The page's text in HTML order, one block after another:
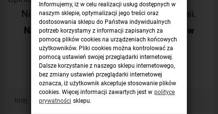
Niestety produkt nie posiada żadnej opinii.
Napisz pierwszą opinię i pomóż innym w
wyborze!
Dodaj opinię
Informujemy, iż w celu realizacji usług dostępnych w
naszym sklepie, optymalizacji jego treści oraz
dostosowania sklepu do Państwa indywidualnych
potrzeb korzystamy z informacji zapisanych za
pomocą plików cookies na urządzeniach końcowych
użytkowników. Pliki cookies można kontrolować za
pomocą ustawień swojej przeglądarki internetowej.
Dalsze korzystanie z naszego sklepu internetowego,
bez zmiany ustawień przeglądarki internetowej
oznacza, iż użytkownik akceptuje stosowanie plików
cookies. Więcej informacji zawartych jest w polityce
prywatności sklepu.